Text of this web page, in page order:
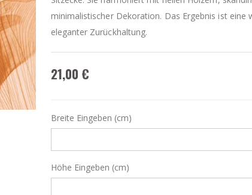
minimalistischer Dekoration. Das Ergebnis ist
eleganter Zurückhaltung.
21,00 €
Breite Eingeben (cm)
Höhe Eingeben (cm)